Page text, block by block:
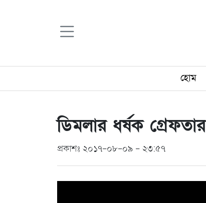
হোম
ডিমলার ধর্ষক গ্রেফতার
প্রকাশঃ ২০১৭-০৮-০৯ - ২৩:৫৭